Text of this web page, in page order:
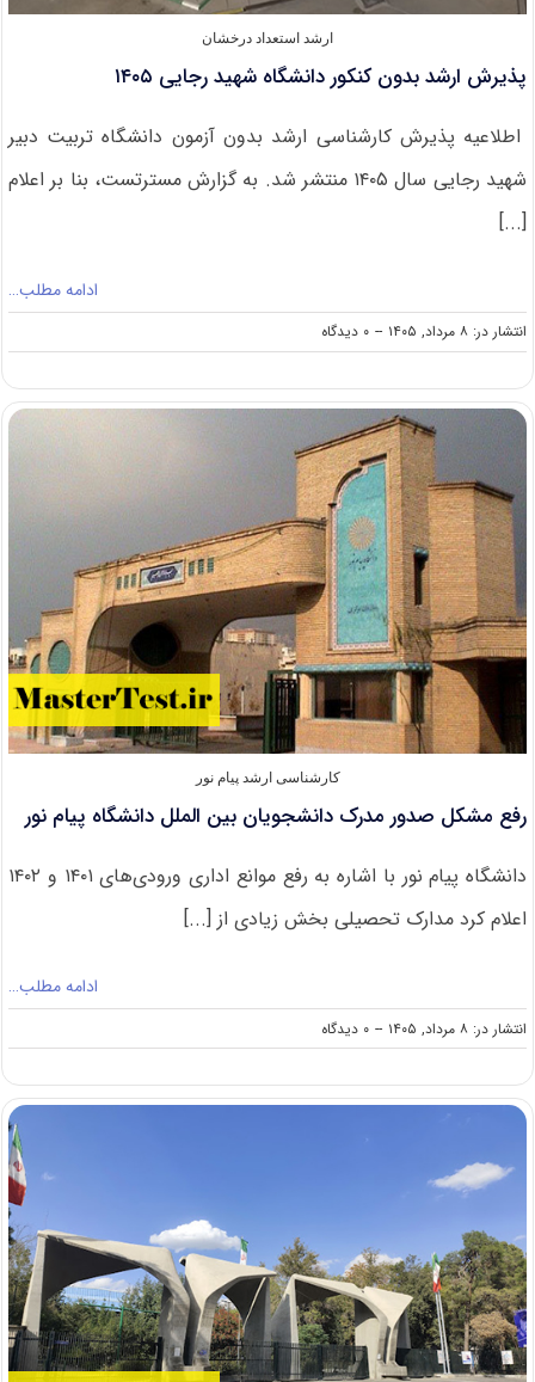
ارشد استعداد درخشان
پذیرش ارشد بدون کنکور دانشگاه شهید رجایی ۱۴۰۵
اطلاعیه پذیرش کارشناسی ارشد بدون آزمون دانشگاه تربیت دبیر
شهید رجایی سال ۱۴۰۵ منتشر شد. به گزارش مسترتست، بنا بر اعلام
[...]
ادامه مطلب…
انتشار در: ۸ مرداد, ۱۴۰۵ -- ۰ دیدگاه
on
پذیرش
بدون
دانشگاه
شهید
رجایی
۱۴۰۵
کارشناسی ارشد پیام نور
رفع مشکل صدور مدرک دانشجویان بین الملل دانشگاه پیام نور
دانشگاه پیام‌ نور با اشاره به رفع موانع اداری ورودی‌های ۱۴۰۱ و ۱۴۰۲
اعلام کرد مدارک تحصیلی بخش زیادی از [...]
ادامه مطلب…
انتشار در: ۸ مرداد, ۱۴۰۵ -- ۰ دیدگاه
on
رفع
صدور
نور